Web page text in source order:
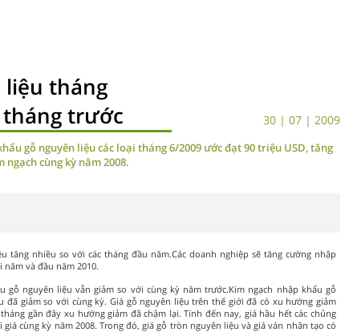
liệu tháng
tháng trước
30 | 07 | 2009
gỗ nguyên liệu các loại tháng 6/2009 ước đạt 90 triệu USD, tăng
cùng kỳ năm 2008.
tăng nhiều so với các tháng đầu năm.Các doanh nghiệp sẽ tăng cường nhập
và đầu năm 2010.
gỗ nguyên liệu vẫn giảm so với cùng kỳ năm trước.Kim ngạch nhập khẩu gỗ
giảm so với cùng kỳ. Giá gỗ nguyên liệu trên thế giới đã có xu hướng giảm
gần đây xu hướng giảm đã chậm lại. Tính đến nay, giá hầu hết các chủng
cùng kỳ năm 2008. Trong đó, giá gỗ tròn nguyên liệu và giá ván nhân tạo có